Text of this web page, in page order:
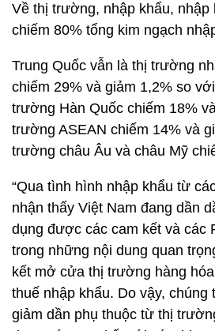
Về thị trường, nhập khẩu, nhập
chiếm 80% tổng kim ngạch
Trung Quốc vẫn là thị trường
chiếm 29% và giảm 1,2% so
trường Hàn Quốc chiếm 18%
trường ASEAN chiếm 14% và
trường châu Âu và châu Mỹ
“Qua tình hình nhập khẩu từ
nhận thấy Việt Nam đang dần
dụng được các cam kết và các
trong những nội dung quan
kết mở cửa thị trường hàng
thuế nhập khẩu. Do vậy,
giảm dần phụ thuộc từ thị